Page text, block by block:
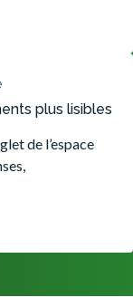
plus lisibles
de l’espace